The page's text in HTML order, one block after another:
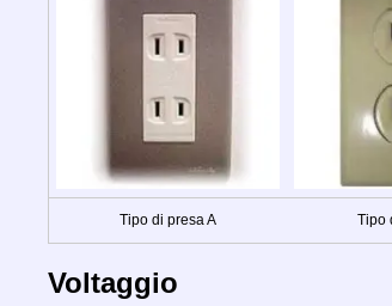
Tipo di presa A Tipo
Voltaggio